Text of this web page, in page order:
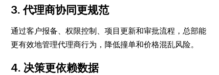
3. 代理商协同更规范
通过客户报备、权限控制、项目更新和审批流程，总部能
更有效地管理代理商行为，降低撞单和价格混乱风险。
4. 决策更依赖数据